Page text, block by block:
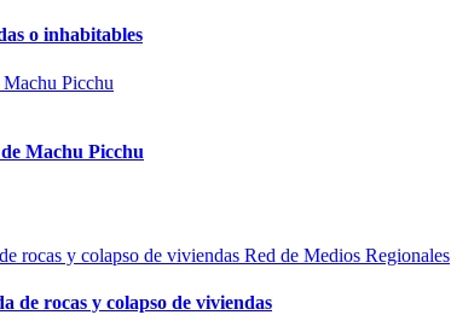
o inhabitables
Machu Picchu
Red de Medios Regionales
de rocas y colapso de viviendas